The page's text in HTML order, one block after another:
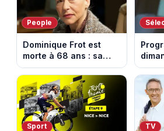
People
Dominique Frot est
morte à 68 ans : sa
sœur Catherine Frot
annonce la triste
nouvelle
:
Sport TV